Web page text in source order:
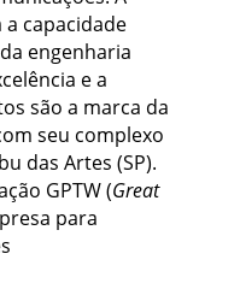
capacidade
engenharia
e a
são a marca da
seu complexo
das Artes (SP).
GPTW (Great
para